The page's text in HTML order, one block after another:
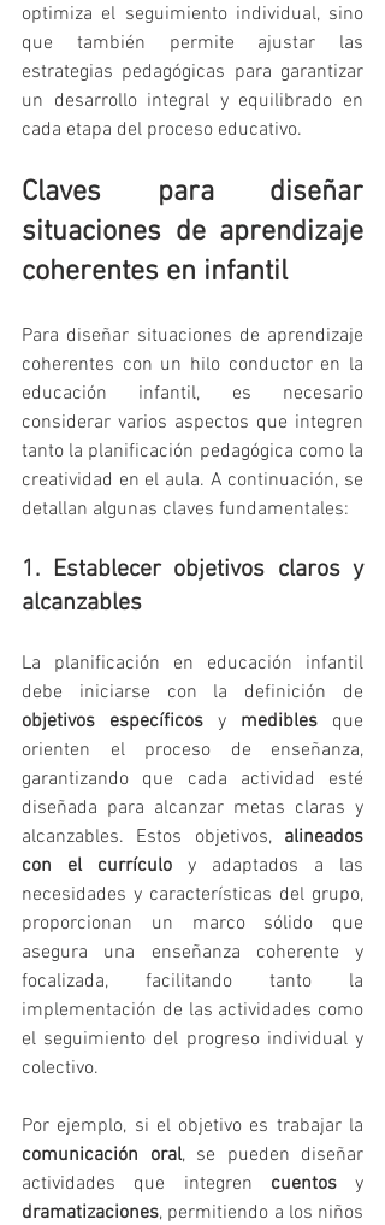
optimiza el seguimiento individual, sino
que también permite ajustar las
estrategias pedagógicas para garantizar
un desarrollo integral y equilibrado en
cada etapa del proceso educativo.
Claves para diseñar
situaciones de aprendizaje
coherentes en infantil
Para diseñar situaciones de aprendizaje
coherentes con un hilo conductor en la
educación infantil, es necesario
considerar varios aspectos que integren
tanto la planificación pedagógica como la
creatividad en el aula. A continuación, se
detallan algunas claves fundamentales:
1. Establecer objetivos claros y
alcanzables
La planificación en educación infantil
objetivos específicos y medibles que
orienten el proceso de enseñanza,
garantizando que cada actividad esté
diseñada para alcanzar metas claras y
alcanzables. Estos objetivos, alineados
con el currículo y adaptados a las
necesidades y características del grupo,
proporcionan un marco sólido que
asegura una enseñanza coherente y
focalizada, facilitando tanto la
implementación de las actividades como
el seguimiento del progreso individual y
colectivo.
comunicación oral, se pueden diseñar
actividades que integren cuentos
dramatizaciones, permitiendo a los niños